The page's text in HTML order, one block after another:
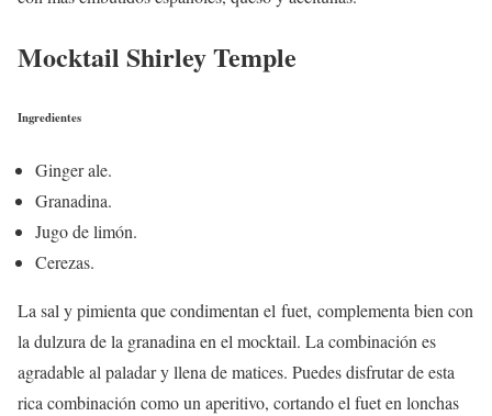
Mocktail Shirley Temple
Ingredientes
Ginger ale.
Granadina.
Jugo de limón.
Cerezas.
La sal y pimienta que condimentan el fuet, complementa bien con
la dulzura de la granadina en el mocktail. La combinación es
agradable al paladar y llena de matices. Puedes disfrutar de esta
rica combinación como un aperitivo, cortando el fuet en lonchas